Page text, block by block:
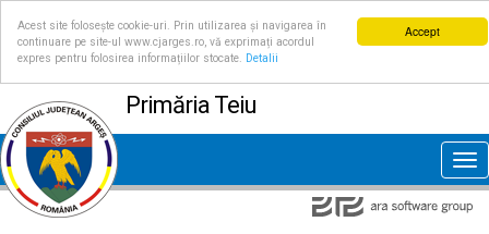
Accept
Acest site folosește cookie-uri. Prin utilizarea și navigarea în
continuare pe site-ul www.cjarges.ro, vă exprimați acordul
expres pentru folosirea informațiilor stocate.
Detalii
Primăria Teiu